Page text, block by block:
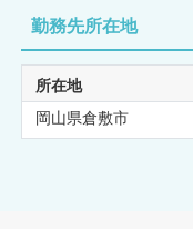
勤務先所在地
所在地
岡山県倉敷市